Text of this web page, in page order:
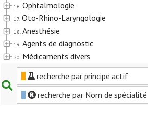
16. Ophtalmologie
17. Oto-Rhino-Laryngologie
18. Anesthésie
19. Agents de diagnostic
20. Médicaments divers
recherche par principe actif
recherche par Nom de spécialité